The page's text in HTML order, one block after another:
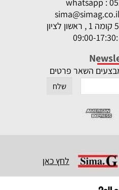
sima@simag.co.il
השאר פרטים
לחץ כאן